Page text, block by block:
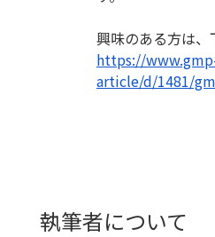
興味のある方は、
https://
article/d/1481/
執筆者について